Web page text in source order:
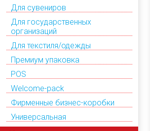
Для сувениров
Для государственных
организаций
Для текстиля/одежды
Премиум упаковка
POS
Welcome-pack
Фирменные бизнес-коробки
Универсальная